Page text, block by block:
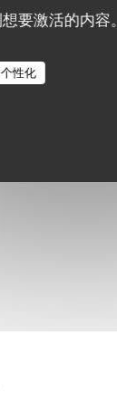
要激活的内容。
个性化